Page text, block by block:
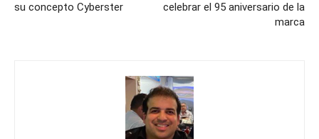
su concepto Cyberster
celebrar el 95 aniversario de la
marca